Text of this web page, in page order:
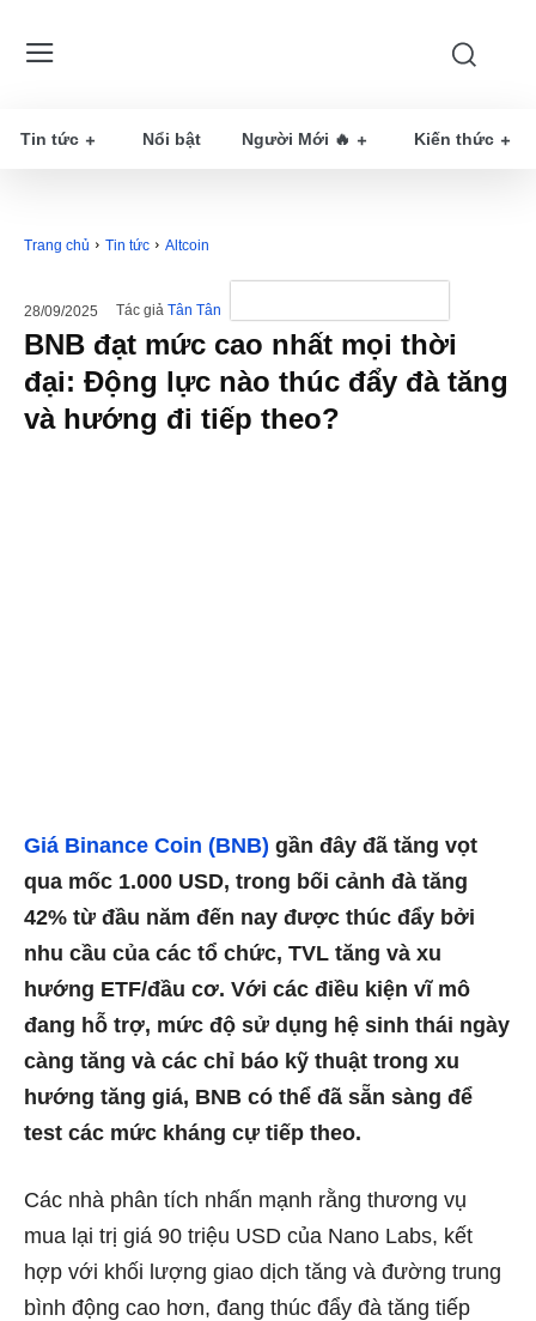
Tin tức Nổi bật Người Mới 🔥 Kiến thức
Trang chủ Tin tức Altcoin
28/09/2025 Tác giả Tân Tân
BNB đạt mức cao nhất mọi thời
đại: Động lực nào thúc đẩy đà tăng
và hướng đi tiếp theo?
Giá Binance Coin (BNB) gần đây đã tăng vọt
qua mốc 1.000 USD, trong bối cảnh đà tăng
42% từ đầu năm đến nay được thúc đẩy bởi
nhu cầu của các tổ chức, TVL tăng và xu
hướng ETF/đầu cơ. Với các điều kiện vĩ mô
đang hỗ trợ, mức độ sử dụng hệ sinh thái ngày
càng tăng và các chỉ báo kỹ thuật trong xu
hướng tăng giá, BNB có thể đã sẵn sàng để
test các mức kháng cự tiếp theo.
Các nhà phân tích nhấn mạnh rằng thương vụ
mua lại trị giá 90 triệu USD của Nano Labs, kết
hợp với khối lượng giao dịch tăng và đường trung
bình động cao hơn, đang thúc đẩy đà tăng tiếp